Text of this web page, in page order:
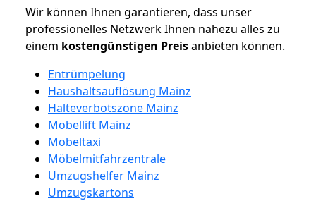
Wir können Ihnen garantieren, dass unser
professionelles Netzwerk Ihnen nahezu alles zu
einem kostengünstigen Preisanbieten können.
Entrümpelung
Haushaltsauflösung Mainz
Halteverbotszone Mainz
Möbellift Mainz
Möbeltaxi
Möbelmitfahrzentrale
Umzugshelfer Mainz
Umzugskartons